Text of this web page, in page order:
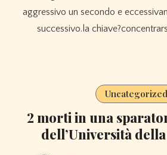
aggressivo un secondo e
successivo.la
Uncategorized
2 morti in una
dell’Università